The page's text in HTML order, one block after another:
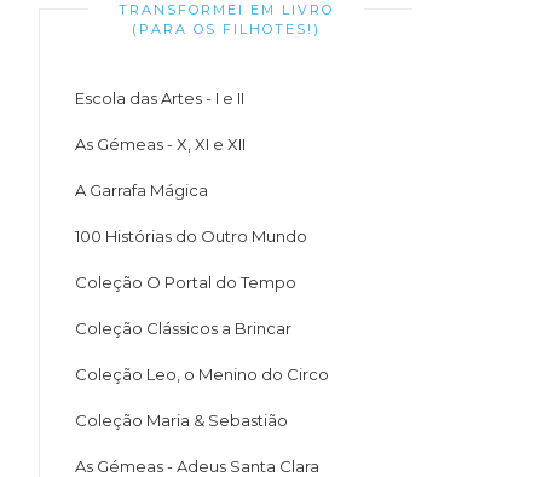
TRANSFORMEI EM LIVRO
(PARA OS FILHOTES!)
Escola das Artes - I e II
As Gémeas - X, XI e XII
A Garrafa Mágica
100 Histórias do Outro Mundo
Coleção O Portal do Tempo
Coleção Clássicos a Brincar
Coleção Leo, o Menino do Circo
Coleção Maria & Sebastião
As Gémeas - Adeus Santa Clara